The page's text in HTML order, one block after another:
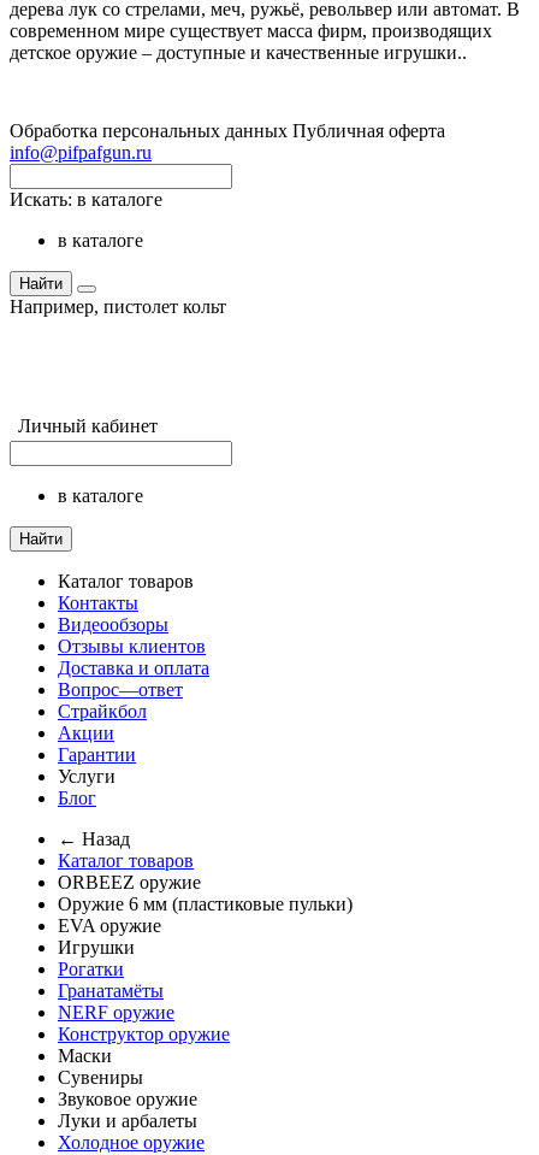
дерева лук со стрелами, меч, ружьё, револьвер или автомат. В
современном мире существует масса фирм, производящих
детское оружие – доступные и качественные игрушки..
Обработка персональных данных Публичная оферта
info@pifpafgun.ru
Искать: в каталоге
в каталоге
Найти
Например, пистолет кольт
Личный кабинет
в каталоге
Найти
Каталог товаров
Контакты
Видеообзоры
Отзывы клиентов
Доставка и оплата
Вопрос—ответ
Страйкбол
Акции
Гарантии
Услуги
Блог
← Назад
Каталог товаров
ORBEEZ оружие
Оружие 6 мм (пластиковые пульки)
EVA оружие
Игрушки
Рогатки
Гранатамёты
NERF оружие
Конструктор оружие
Маски
Сувениры
Звуковое оружие
Луки и арбалеты
Холодное оружие